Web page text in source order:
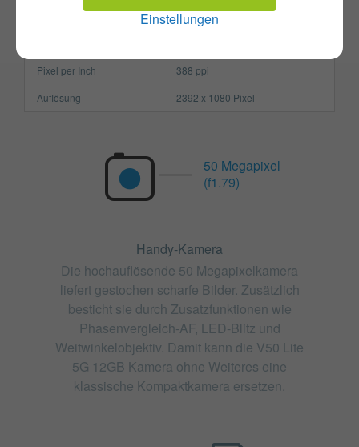
Einstellungen
197g
Pixel per Inch
388 ppi
Auflösung
2392 x 1080 Pixel
50 Megapixel
(f1.79)
Handy-Kamera
Die hochauflösende 50 Megapixelkamera
liefert gestochen scharfe Bilder. Zusätzlich
besticht sie durch Zusatzfunktionen wie
Phasenvergleich-AF, LED-Blitz und
Weitwinkelobjektiv. Damit kann die V50 Lite
5G 12GB Kamera ohne Weiteres eine
klassische Kompaktkamera ersetzen.